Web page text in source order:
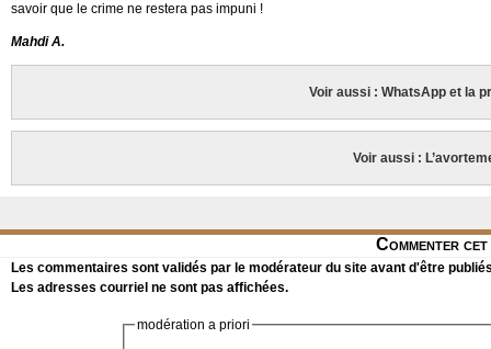
savoir que le crime ne restera pas impuni !
Mahdi A.
Voir aussi : WhatsApp et la
Voir aussi :
Commenter
Les commentaires sont validés par le modérateur du site avant d'être
Les adresses courriel ne sont pas affichées.
modération a priori